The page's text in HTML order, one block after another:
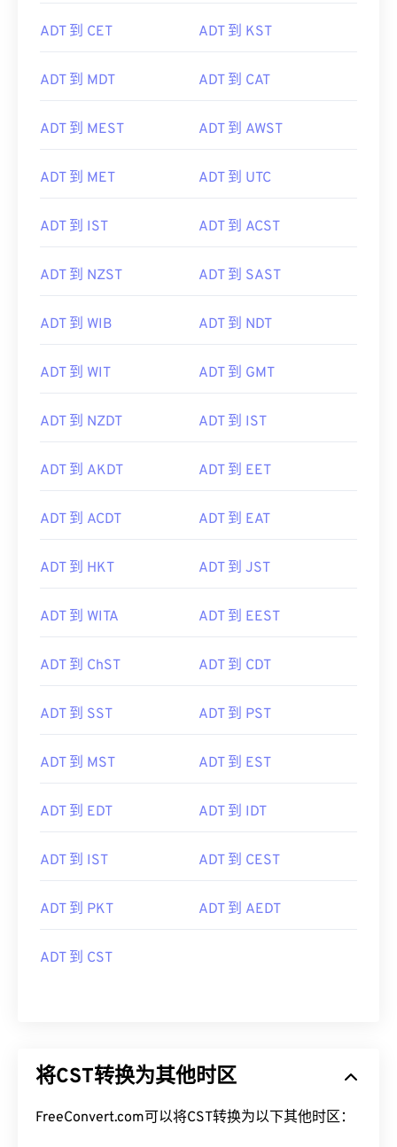
ADT 到 CET ADT 到 KST
ADT 到 MDT ADT 到 CAT
ADT 到 MEST ADT 到 AWST
ADT 到 MET ADT 到 UTC
ADT 到 IST ADT 到 ACST
ADT 到 NZST ADT 到 SAST
ADT 到 WIB ADT 到 NDT
ADT 到 WIT ADT 到 GMT
ADT 到 NZDT ADT 到 IST
ADT 到 AKDT ADT 到 EET
ADT 到 ACDT ADT 到 EAT
ADT 到 HKT ADT 到 JST
ADT 到 WITA ADT 到 EEST
ADT 到 ChST ADT 到 CDT
ADT 到 SST ADT 到 PST
ADT 到 MST ADT 到 EST
ADT 到 EDT ADT 到 IDT
ADT 到 IST ADT 到 CEST
ADT 到 PKT ADT 到 AEDT
ADT 到 CST
将CST转换为其他时区
FreeConvert.com可以将CST转换为以下其他时区：